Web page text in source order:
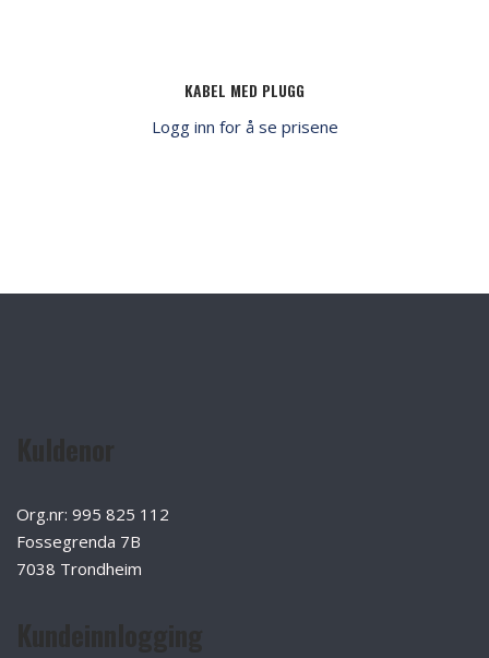
KABEL MED PLUGG
Logg inn for å se prisene
Org.nr: 995 825 112
Fossegrenda 7B
7038 Trondheim